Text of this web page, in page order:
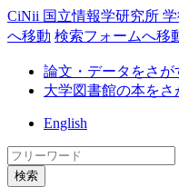
CiNii 国立情報学研究所
へ移動 検索フォームへ移
論文・データをさが
大学図書館の本をさ
English
検索